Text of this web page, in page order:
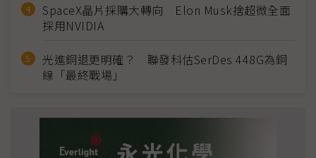
SpaceX晶片採購大轉向 Elon Musk捨超微全面
採用NVIDIA
光進銅退更明確？ 聯發科估SerDes 448G為銅
線「最終戰場」